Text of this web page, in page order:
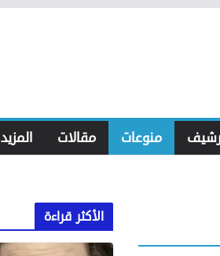
منوعات مقالات المزيد
الأكثر قراءة